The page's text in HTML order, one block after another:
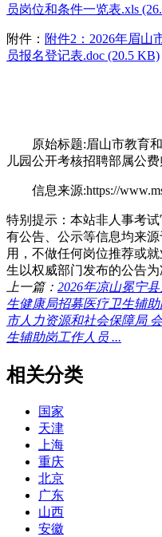
员岗位和条件一览表.xls
附件： 附件2：2026年眉山
员报名登记表.doc (20.5 KB)
原始标题:眉山市教育和
儿园公开考核招聘部属公
信息来源:https://
特别提示：本站非人事考
有公告、公示等信息均来
用，不做任何岗位推荐或
生以权威部门发布的公告为
上一篇： 2026年凉山冕宁
生健康局招募医疗卫生辅
市人力资源和社会保障局
生辅助岗工作人员 ...
相关分类
国家
天津
上海
重庆
北京
广东
山西
安徽